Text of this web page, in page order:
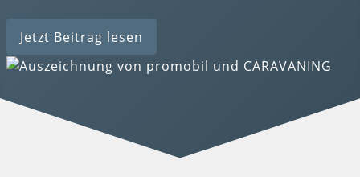
Jetzt Beitrag lesen